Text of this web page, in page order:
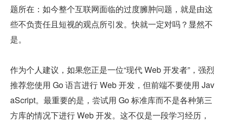
题所在：如今整个互联网面临的过度臃肿问题，就是由这
些不负责任且短视的观点所引发。快就一定对吗？显然不
是。
作为个人建议，如果您正是一位“现代 Web 开发者”，强烈
推荐您使用 Go 语言进行 Web 开发，但前端不要使用 Jav
aScript。最重要的是，尝试用 Go 标准库而不是各种第三
方库的情况下进行 Web 开发。这不仅是一段学习经历，